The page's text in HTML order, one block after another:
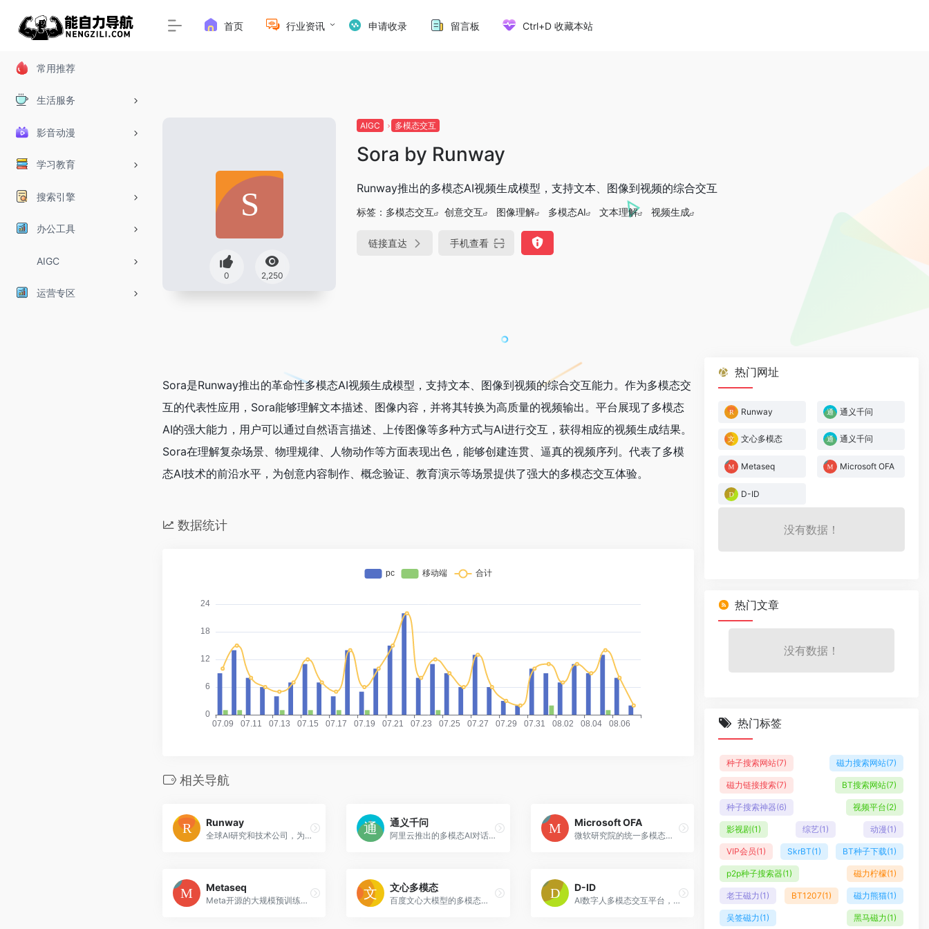
常用推荐
生活服务
影音动漫
学习教育
搜索引擎
办公工具
AIGC
运营专区
首页 行业资讯 申请收录 留言板 Ctrl+D 收藏本站
0 2,250
AIGC 多模态交互
Sora by Runway
Runway推出的多模态AI视频生成模型，支持文本、图像到视频的综合交互
标签： 多模态交互 创意交互 图像理解 多模态AI 文本理解 视频生成
链接直达 手机查看
Sora是Runway推出的革命性多模态AI视频生成模型，支持文本、图像到视频的综合交互能力。作为多模态交
互的代表性应用，Sora能够理解文本描述、图像内容，并将其转换为高质量的视频输出。平台展现了多模态
AI的强大能力，用户可以通过自然语言描述、上传图像等多种方式与AI进行交互，获得相应的视频生成结果。
Sora在理解复杂场景、物理规律、人物动作等方面表现出色，能够创建连贯、逼真的视频序列。代表了多模
态AI技术的前沿水平，为创意内容制作、概念验证、教育演示等场景提供了强大的多模态交互体验。
数据统计
相关导航
Runway
全球AI研究和技术公司，为人类想象力打造的AI视频生成工具
通义千问
阿里云推出的多模态AI对话平台，支持文本、图像、语音等多种交互方式
Microsoft OFA
微软研究院的统一多模态预训练模型，实现跨模态任务的统一框架
Metaseq
Meta开源的大规模预训练Transformer模型工具库，支持多模态模型开发
文心多模态
百度文心大模型的多模态交互能力，支持文本、图像、语音等综合理解
D-ID
AI数字人多模态交互平台，实现文本、语音、视觉的综合智能交互
热门网址
Runway 通义千问
文心多模态 通义千问
Metaseq Microsoft OFA
D-ID
没有数据！
热门文章
没有数据！
热门标签
种子搜索网站(7) 磁力搜索网站(7)
磁力链接搜索(7) BT搜索网站(7)
种子搜索神器(6) 视频平台(2)
影视剧(1) 综艺(1) 动漫(1)
VIP会员(1) SkrBT(1) BT种子下载(1)
p2p种子搜索器(1) 磁力柠檬(1)
老王磁力 (1) BT1207(1) 磁力熊猫(1)
吴签磁力(1) 黑马磁力(1)